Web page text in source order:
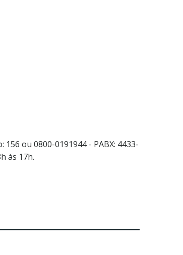
ou 0800-0191944 - PABX: 4433-
às 17h.